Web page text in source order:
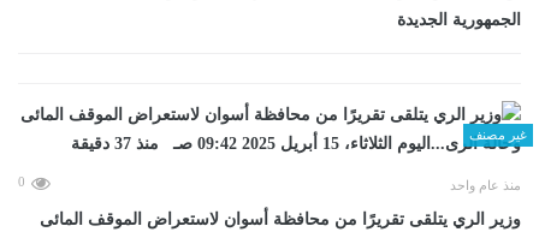
الجمهورية الجديدة
غير مصنف
منذ عام واحد 0
وزير الري يتلقى تقريرًا من محافظة أسوان لاستعراض الموقف المائى